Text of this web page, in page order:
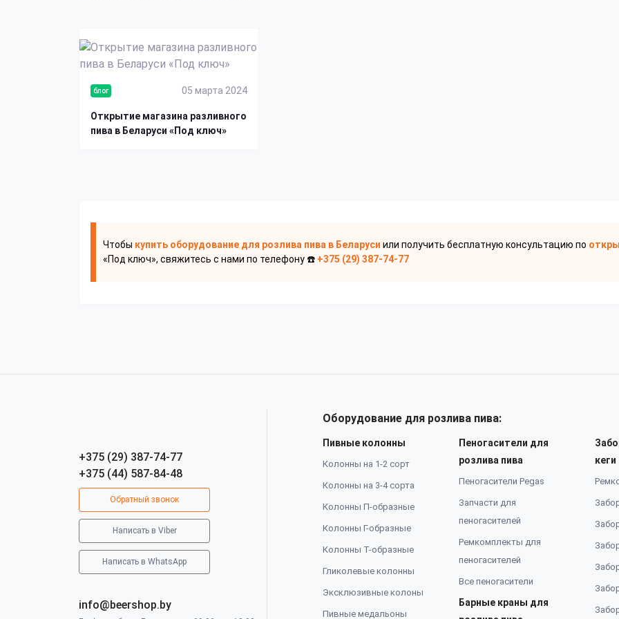
блог 05 марта 2024
Открытие магазина разливного
пива в Беларуси «Под ключ»
Чтобы купить оборудование для розлива пива в Беларуси или получить бесплатную консультацию по
«Под ключ», свяжитесь с нами по телефону ☎️ +375 (29) 387-74-77
+375 (29) 387-74-77
+375 (44) 587-84-48
Обратный звонок
Написать в Viber
Написать в WhatsApp
info@beershop.by
Оборудование для розлива пива:
Пивные колонны
Колонны на 1-2 сорт
Колонны на 3-4 сорта
Колонны П-образные
Колонны Г-образные
Колонны Т-образные
Гликолевые колонны
Эксклюзивные колоны
Пивные медальоны
Пеногасители для
розлива пива
Пеногасители Pegas
Запчасти для
пеногасителей
Ремкомплекты для
пеногасителей
Все пеногасители
Барные краны для
кеги